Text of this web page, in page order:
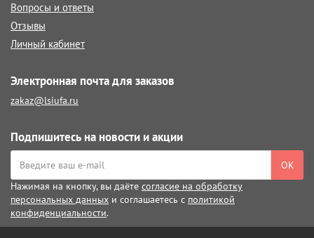
Вопросы и ответы
Отзывы
Личный кабинет
Электронная почта для заказов
zakaz@lsiufa.ru
Подпишитесь на новости и акции
ОК
Нажимая на кнопку, вы даёте согласие на обработку
персональных данных и соглашаетесь с политикой
конфиденциальности.